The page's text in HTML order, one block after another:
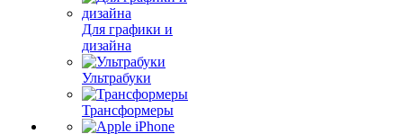
Для графики и
дизайна
Ультрабуки
Трансформеры